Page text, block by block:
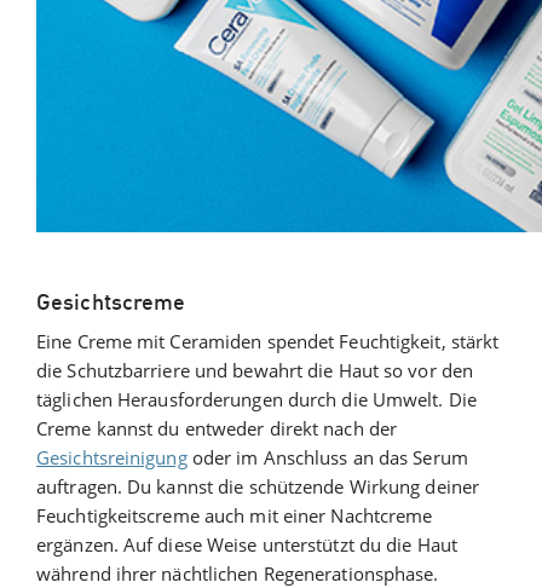
Gesichtscreme
Eine Creme mit Ceramiden spendet Feuchtigkeit, stärkt
die Schutzbarriere und bewahrt die Haut so vor den
täglichen Herausforderungen durch die Umwelt. Die
Creme kannst du entweder direkt nach der
Gesichtsreinigungoder im Anschluss an das Serum
auftragen. Du kannst die schützende Wirkung deiner
Feuchtigkeitscreme auch mit einer Nachtcreme
ergänzen. Auf diese Weise unterstützt du die Haut
während ihrer nächtlichen Regenerationsphase.